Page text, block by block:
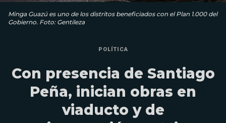
Minga Guazú es uno de los distritos beneficiados con el Plan 1.000 del
Gobierno. Foto: Gentileza
POLÍTICA
Con presencia de Santiago
Peña, inician obras en
viaducto y de